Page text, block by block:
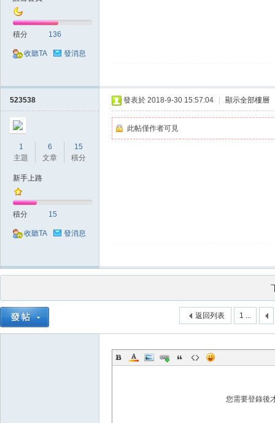
積分 136
收聽TA 發消息
523538
1
主題
6
文章
15
積分
新手上路
積分 15
收聽TA 發消息
發表於 2018-9-30 15:57:04 顯示全部樓層
此帖僅作者可見
1 ...
返回列表
您需要登錄後